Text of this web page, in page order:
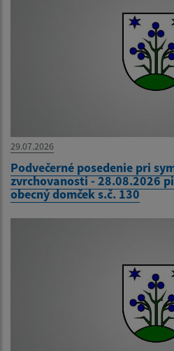
29.07.2026
Podvečerné posedenie pri
zvrchovanosti - 28.08.2026
obecný domček s.č. 130